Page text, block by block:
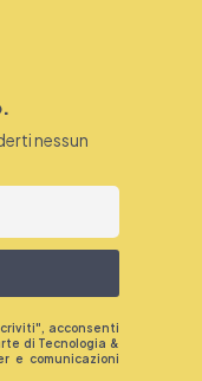
nessun
acconsenti
di Tecnologia &
e comunicazioni